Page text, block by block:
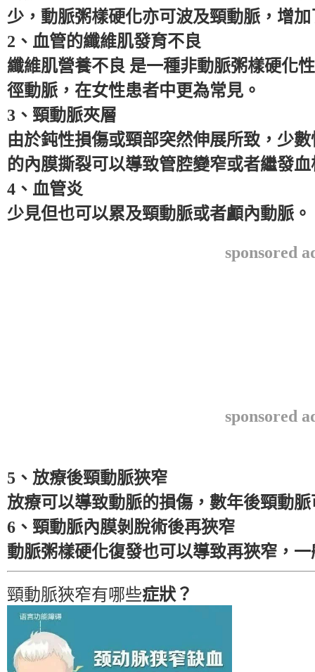
少，動脈粥樣硬化亦可波及頸動脈，增
2、血管的纖維肌發育不良
纖維肌營養不良 是一種非動脈粥樣硬化
徑動脈，在女性患者中更為常見。
3、頸動脈夾層
由於鈍性損傷或頸部突然伸展所致，少
的內膜撕裂可以導致管腔變窄或者繼發
4、血管炎
少見但也可以累及頸動脈或者顱內動脈。
sponsored
sponsored
5、放療後頸動脈狹窄
放療可以導致動脈的損傷，數年後頸動
6、頸動脈內膜剝脫術後再狹窄
動脈粥樣硬化復發也可以導致再狹窄，
頸動脈狹窄有哪些症狀？